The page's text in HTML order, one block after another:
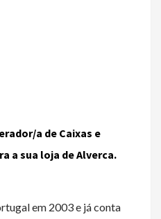
a de Caixas e
a sua loja de Alverca.
em 2003 e já conta